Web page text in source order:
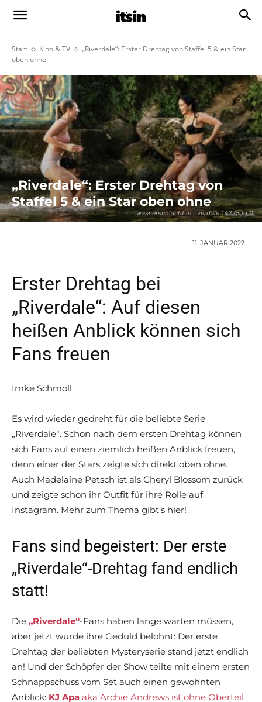
Start Kino & TV
„Riverdale“: Erster Drehtag von Staffel 5 & ein Star
oben ohne
wasserschlacht in riverdale 14275 lg 0
„Riverdale“: Erster Drehtag von
Staffel 5 & ein Star oben ohne
11. JANUAR 2022
Erster Drehtag bei
„Riverdale“: Auf diesen
heißen Anblick können sich
Fans freuen
Imke Schmoll
Es wird wieder gedreht für die beliebte Serie
„Riverdale“. Schon nach dem ersten Drehtag können
sich Fans auf einen ziemlich heißen Anblick freuen,
denn einer der Stars zeigte sich direkt oben ohne.
Auch Madelaine Petsch ist als Cheryl Blossom zurück
und zeigte schon ihr Outfit für ihre Rolle auf
Instagram. Mehr zum Thema gibt’s hier!
Fans sind begeistert: Der erste
„Riverdale“-Drehtag fand endlich
statt!
Die „Riverdale“-Fans haben lange warten müssen,
aber jetzt wurde ihre Geduld belohnt: Der erste
Drehtag der beliebten Mysteryserie stand jetzt endlich
an! Und der Schöpfer der Show teilte mit einem ersten
Schnappschuss vom Set auch einen gewohnten
Anblick: KJ Apa aka Archie Andrews ist ohne Oberteil